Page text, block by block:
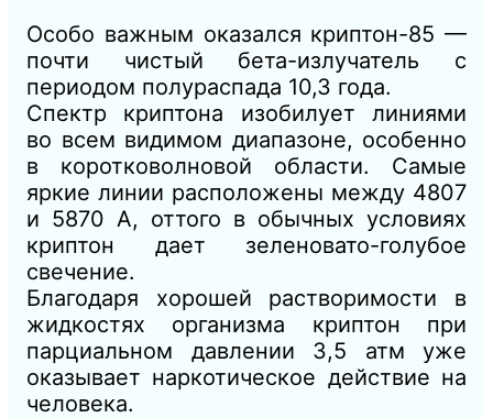
Особо важным оказался криптон-85 —
почти чистый бета-излучатель с
периодом полураспада 10,3 года.
Спектр криптона изобилует линиями
во всем видимом диапазоне, особенно
в коротковолновой области. Самые
яркие линии расположены между 4807
и 5870 А, оттого в обычных условиях
криптон дает зеленовато-голубое
свечение.
Благодаря хорошей растворимости в
жидкостях организма криптон при
парциальном давлении 3,5 атм уже
оказывает наркотическое действие на
человека.